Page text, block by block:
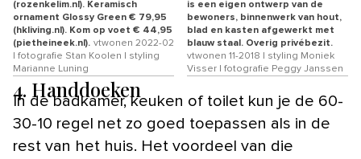
(rozenkelim.nl). Keramisch
ornament Glossy Green € 79,95
(hkliving.nl). Kom op voet € 44,95
(pietheineek.nl). vtwonen 2022-02
| fotografie Stan Koolen | styling
Marianne Luning
is een eigen ontwerp van de
bewoners, binnenwerk van hout,
blad en kasten afgewerkt met
blauw staal. Overig privébezit.
vtwonen 11-2018 | styling Moniek
Visser | fotografie Peggy Janssen
4. Handdoeken
In de badkamer, keuken of toilet kun je de 60-
30-10 regel net zo goed toepassen als in de
rest van het huis. Het voordeel van die